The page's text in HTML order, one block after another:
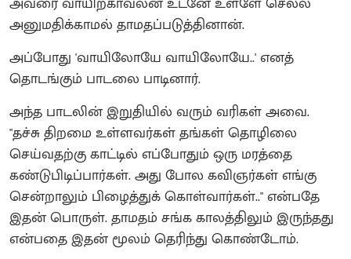
அனுமதிக்காமல் தாமதப்படுத்தினான்.
அப்போது 'வாயிலோயே வாயிலோயே..' எனத்
தொடங்கும் பாடலை பாடினார்.
அந்த பாடலின் இறுதியில் வரும் வரிகள் அவை.
"தச்சு திறமை உள்ளவர்கள் தங்கள் தொழிலை
செய்வதற்கு காட்டில் எப்போதும் ஒரு மரத்தை
கண்டுபிடிப்பார்கள். அது போல கவிஞர்கள் எங்கு
சென்றாலும் பிழைத்துக் கொள்வார்கள்.." என்பதே
இதன் பொருள். தாமதம் சங்க காலத்திலும் இருந்தது
என்பதை இதன் மூலம் தெரிந்து கொண்டோம்.